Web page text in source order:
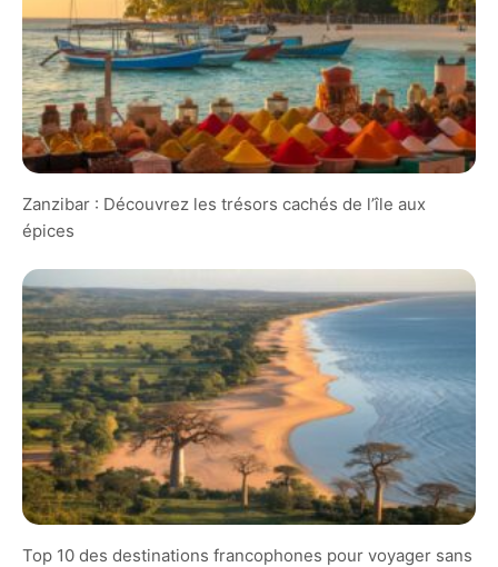
Zanzibar : Découvrez les trésors cachés de l’île aux
épices
Top 10 des destinations francophones pour voyager sans